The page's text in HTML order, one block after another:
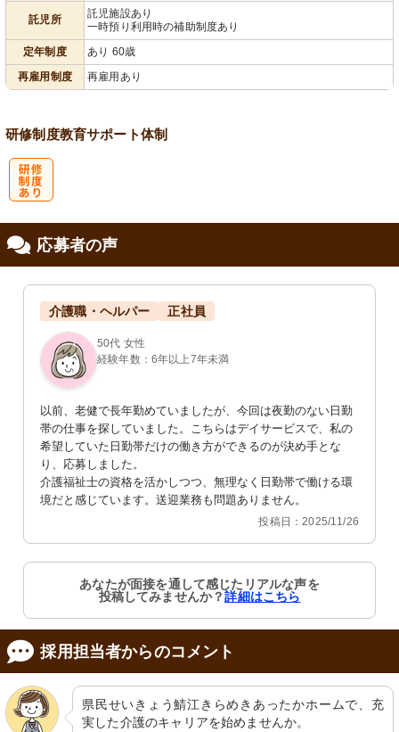
託児所
託児施設あり
一時預り利用時の補助制度あり
定年制度
あり 60歳
再雇用制度
再雇用あり
研修制度教育サポート体制
応募者の声
介護職・ヘルパー 正社員
50代 女性
経験年数：6年以上7年未満
以前、老健で長年勤めていましたが、今回は夜勤のない日勤
帯の仕事を探していました。こちらはデイサービスで、私の
希望していた日勤帯だけの働き方ができるのが決め手とな
り、応募しました。
介護福祉士の資格を活かしつつ、無理なく日勤帯で働ける環
境だと感じています。送迎業務も問題ありません。
投稿日：2025/11/26
あなたが面接を通して感じたリアルな声を
投稿してみませんか？詳細はこちら
採用担当者からのコメント
県民せいきょう鯖江きらめきあったかホームで、充
実した介護のキャリアを始めませんか。